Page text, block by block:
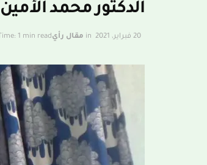
الدكتور محمد
20 فبراير، 2021 in مقال رأي1 min read